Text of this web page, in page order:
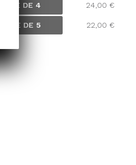
DE 4 24,00 €
DE 5 22,00 €